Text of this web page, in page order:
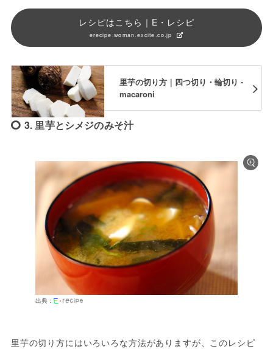
レシピはこちら｜E・レシピ
erecipe.woman.excite.co.jp
里芋の切り方｜四つ切り・輪切り -
macaroni
3. 里芋とシメジのみそ汁
出典：
里芋の切り方にはいろいろな方法がありますが、このレシピ